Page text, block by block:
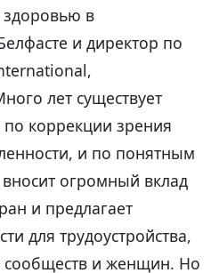
здоровью в
и директор по
лет существует
коррекции зрения
и по понятным
огромный вклад
и предлагает
для трудоустройства,
сообществ и женщин. Но